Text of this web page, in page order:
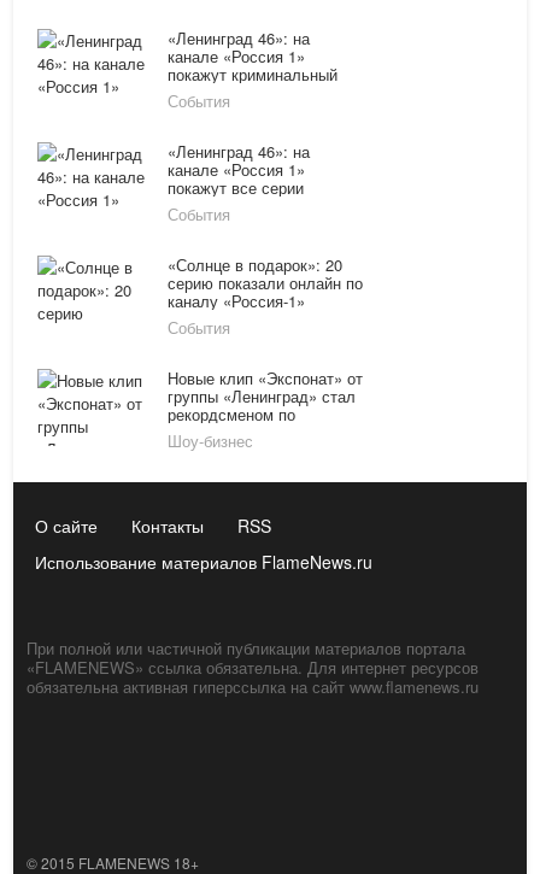
«Ленинград 46»: на
канале «Россия 1»
покажут криминальный
сериал
События
«Ленинград 46»: на
канале «Россия 1»
покажут все серии
События
«Солнце в подарок»: 20
серию показали онлайн по
каналу «Россия-1»
11.02.16
События
Новые клип «Экспонат» от
группы «Ленинград» стал
рекордсменом по
просмотрам
Шоу-бизнес
О сайте Контакты
RSS
Использование материалов FlameNews.ru
При полной или частичной публикации материалов портала
«FLAMENEWS» ссылка обязательна. Для интернет ресурсов
обязательна активная гиперссылка на сайт www.flamenews.ru
© 2015 FLAMENEWS 18+